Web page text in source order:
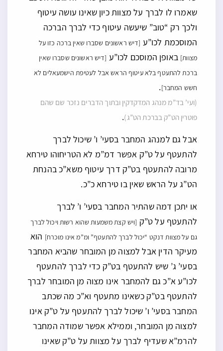
שאמרו לו לברך על מצוות כיון שאינו עושה עיטוף
ולכך רק “טוב” שיעשה עיטוף כדי לברך הברכה
המוסכמת לכו”ע [דיש ראשונים שסברו שאין ברכה כזו על
מצוות] באופן המוסכם לכו”ע [דיש ראשונים שסברו שאין
ברכת להתעטף בלא עיטוף הראש אבל לעטיפת הישמעאלים לא
חשש המחבר].
(ועי’ בד”מ מנהג המדקדקין ובתוך הדברים נזכר שם שהם
פוטרין הט”ק בברכת הט”ג).
אבל גם למנהג המחבר בסעי’ ו’ שיכול לברך
להתעטף על ט”ק אפשר דמ”מ לא הטריחוהו טירחא
מרובה להתעטף בט”ק דרך עיטוף משא”כ בהנחת
הט”ג על הראש שאין בו טירחא כ”כ.
או יתכן דמה שהתיר המחבר בסעי’ ו’ לברך
להתעטף על ט”ק [ויש קצת משמעות שהוא רשות ויכול לברך
גם על מצוות דנקט “יכול לברך להתעטף” ומ”מ אינו מוכרח] הוא
מעיקר הדין אבל למצוה מן המובחר שהביא המחבר
בסעי’ ג’ שיש להתעטף בט”ק כדי לברך להתעטף
לכו”ע א”כ גם להמחבר אינו מצוה מן המובחר לברך
להתעטף בט”ק כשאינו מתעטף וא”כ מה שכתב
המחבר בסעי’ ו’ שיכול לברך להתעטף על ט”ק אינו
למצוה מן המובחר, וממילא אפשר שמודה המחבר
להרמ”א שעדיף לברך על מצוות על ט”ק שאינו